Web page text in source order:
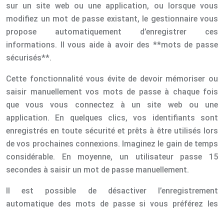
sur un site web ou une application, ou lorsque vous
modifiez un mot de passe existant, le gestionnaire vous
propose automatiquement d’enregistrer ces
informations. Il vous aide à avoir des **mots de passe
sécurisés**.
Cette fonctionnalité vous évite de devoir mémoriser ou
saisir manuellement vos mots de passe à chaque fois
que vous vous connectez à un site web ou une
application. En quelques clics, vos identifiants sont
enregistrés en toute sécurité et prêts à être utilisés lors
de vos prochaines connexions. Imaginez le gain de temps
considérable. En moyenne, un utilisateur passe 15
secondes à saisir un mot de passe manuellement.
Il est possible de désactiver l’enregistrement
automatique des mots de passe si vous préférez les